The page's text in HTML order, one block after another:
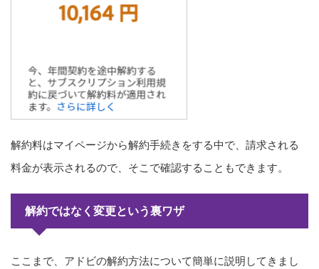
解約料はマイページから解約手続きをする中で、請求される
料金が表示されるので、そこで確認することもできます。
解約ではなく変更という裏ワザ
ここまで、アドビの解約方法について簡単に説明してきまし